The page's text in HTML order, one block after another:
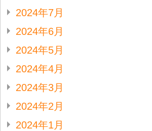
2024年7月
2024年6月
2024年5月
2024年4月
2024年3月
2024年2月
2024年1月